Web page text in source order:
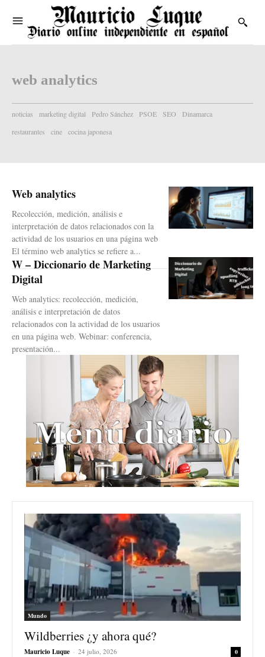
web analytics
noticias marketing digital Pedro Sánchez PSOE SEO
Dinamarca
restaurantes
cine cocina japonesa
Web analytics
Recolección, medición, análisis e
interpretación de datos relacionados con la
actividad de los usuarios en una página web
El término web analytics se refiere a...
W – Diccionario de Marketing
Digital
Web analytics: recolección, medición,
análisis e interpretación de datos
relacionados con la actividad de los usuarios
en una página web. Webinar: conferencia,
presentación...
Mundo
Wildberries ¿y ahora qué?
Mauricio Luque - 24 julio, 2026 0